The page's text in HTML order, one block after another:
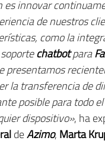
es innovar
de nuestros
como la
chatbotpara
presentamos
la transferencia de
posible para todo
dispositivo», ha
deAzimo, Marta